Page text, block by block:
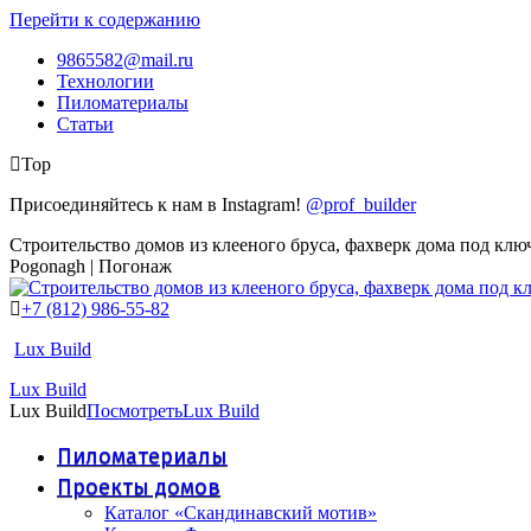
Перейти к содержанию
9865582@mail.ru
Технологии
Пиломатериалы
Статьи
Top
Присоединяйтесь к нам в Instagram! @prof_builder
Строительство домов из клееного бруса, фахверк дома под
Pogonagh | Погонаж
+7 (812) 986-55-82
Lux Build
Lux Build
Lux BuildПосмотретьLux Build
Пиломатериалы
Проекты домов
Каталог «Скандинавский мотив»